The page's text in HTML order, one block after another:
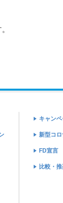
キャン
新型コ
FD宣言
比較・